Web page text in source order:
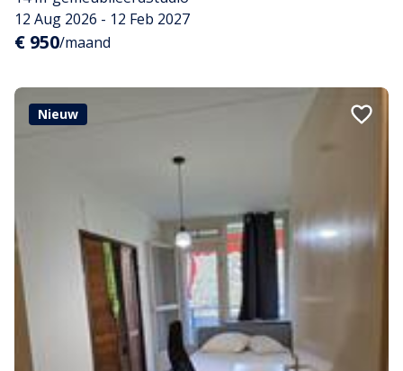
12 Aug 2026 - 12 Feb 2027
€ 950/maand
Nieuw